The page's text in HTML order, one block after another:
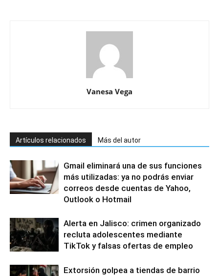
Vanesa Vega
Artículos relacionados Más del autor
Gmail eliminará una de sus funciones
más utilizadas: ya no podrás enviar
correos desde cuentas de Yahoo,
Outlook o Hotmail
Alerta en Jalisco: crimen organizado
recluta adolescentes mediante
TikTok y falsas ofertas de empleo
Extorsión golpea a tiendas de barrio